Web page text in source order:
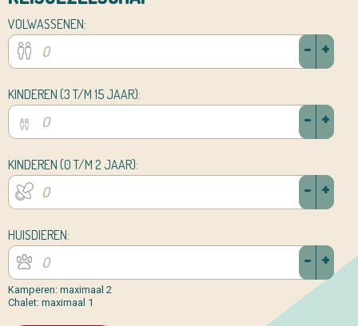
VOLWASSENEN:
+
-
KINDEREN (3 T/M 15 JAAR):
+
-
KINDEREN (0 T/M 2 JAAR):
+
-
HUISDIEREN:
+
-
Kamperen: maximaal 2
Chalet: maximaal 1